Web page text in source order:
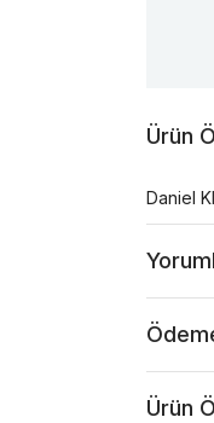
Ürün
Daniel
Ürün